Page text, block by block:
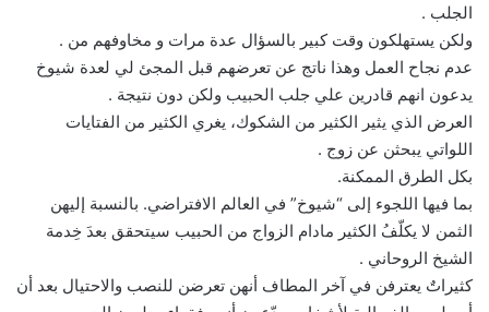
الجلب .
ولكن يستهلكون وقت كبير بالسؤال عدة مرات و مخاوفهم من .
عدم نجاح العمل وهذا ناتج عن تعرضهم قبل المجئ لي لعدة شيوخ
يدعون انهم قادرين علي جلب الحبيب ولكن دون نتيجة .
العرض الذي يثير الكثير من الشكوك، يغري الكثير من الفتايات
اللواتي يبحثن عن زوج .
بكل الطرق الممكنة.
بما فيها اللجوء إلى “شيوخ” في العالم الافتراضي. بالنسبة إليهن
الثمن لا يكلّفُ الكثير مادام الزواج من الحبيب سيتحقق بعدَ خِدمة
الشيخ الروحاني .
كثيراتٌ يعترفن في آخر المطاف أنهن تعرضن للنصب والاحتيال بعد أن